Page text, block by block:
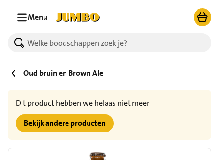
Menu
Oud bruin en Brown Ale
Dit product hebben we helaas niet meer
Bekijk andere producten